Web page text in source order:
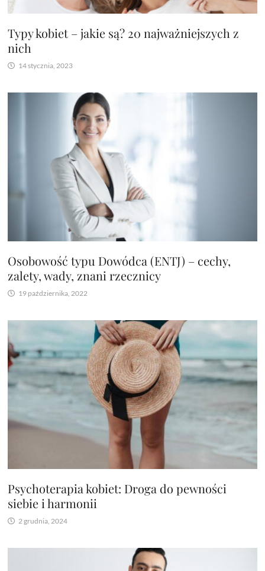
Typy kobiet – jakie są? 20 najważniejszych z
nich
14 stycznia, 2023
Osobowość typu Dowódca (ENTJ) – cechy,
zalety, wady, znani rzecznicy
19 października, 2022
Psychoterapia kobiet: Droga do pewności
siebie i harmonii
2 grudnia, 2024